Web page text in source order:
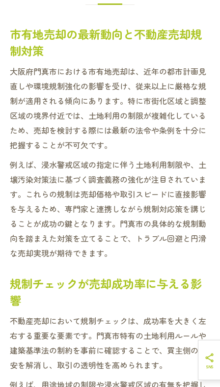
市有地売却の最新動向と不動産売却規
制対策
大阪府門真市における市有地売却は、近年の都市計画見
直しや環境規制強化の影響を受け、従来以上に厳格な規
制が適用される傾向にあります。特に市街化区域と調整
区域の境界付近では、土地利用の制限が複雑化している
ため、売却を検討する際には最新の法令や条例を十分に
把握することが不可欠です。
例えば、浸水警戒区域の指定に伴う土地利用制限や、土
壌汚染対策法に基づく調査義務の強化が注目されていま
す。これらの規制は売却価格や取引スピードに直接影響
を与えるため、専門家と連携しながら規制対応策を講じ
ることが成功の鍵となります。門真市の具体的な規制動
向を踏まえた対策を立てることで、トラブル回避と円滑
な売却実現が期待できます。
規制チェックが売却成功率に与える影
響
不動産売却において規制チェックは、成功率を大きく左
右する重要な要素です。門真市特有の土地利用ルールや
建築基準法の制約を事前に確認することで、買主側の不
安を解消し、取引の透明性を高められます。
例えば、用途地域の制限や浸水警戒区域の有無を把握し